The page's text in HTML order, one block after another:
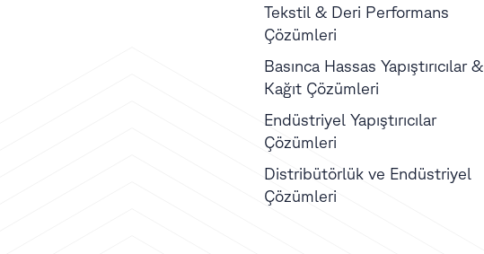
Tekstil & Deri Performans
Çözümleri
Basınca Hassas Yapıştırıcılar &
Kağıt Çözümleri
Endüstriyel Yapıştırıcılar
Çözümleri
Distribütörlük ve Endüstriyel
Çözümleri